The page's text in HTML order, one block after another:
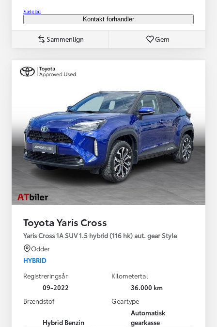
Vælg bil
Kontakt forhandler
Sammenlign Gem
Toyota Yaris Cross
Yaris Cross 1A SUV 1.5 hybrid (116 hk) aut. gear Style
Odder
HYBRID
Registreringsår
09-2022
Kilometertal
36.000 km
Brændstof
Hybrid Benzin
Geartype
Automatisk
gearkasse